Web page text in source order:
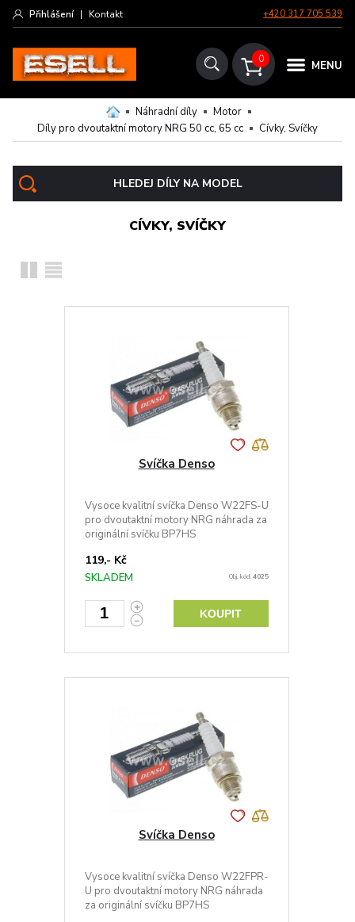
+420 317 705 539
Přihlášení | Kontakt
MENU
0
Náhradní díly
Motor
Díly pro dvoutaktní motory NRG 50 cc, 65 cc
Cívky, Svíčky
HLEDEJ DÍLY NA MODEL
CÍVKY, SVÍČKY
Svíčka Denso
Vysoce kvalitní svíčka Denso W22FS-U
pro dvoutaktní motory NRG náhrada za
originální svíčku BP7HS
119,- Kč
SKLADEM Obj. kód:4025
KOUPIT
Svíčka Denso
Vysoce kvalitní svíčka Denso W22FPR-
U pro dvoutaktní motory NRG náhrada
za originální svíčku BP7HS